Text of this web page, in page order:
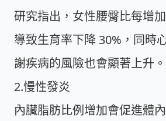
研究指出，女性腰臀比每增加
導致生育率下降 30% ，同時
謝疾病的風險也會顯著上升。
2.慢性發炎
內臟脂肪比例增加會促進體